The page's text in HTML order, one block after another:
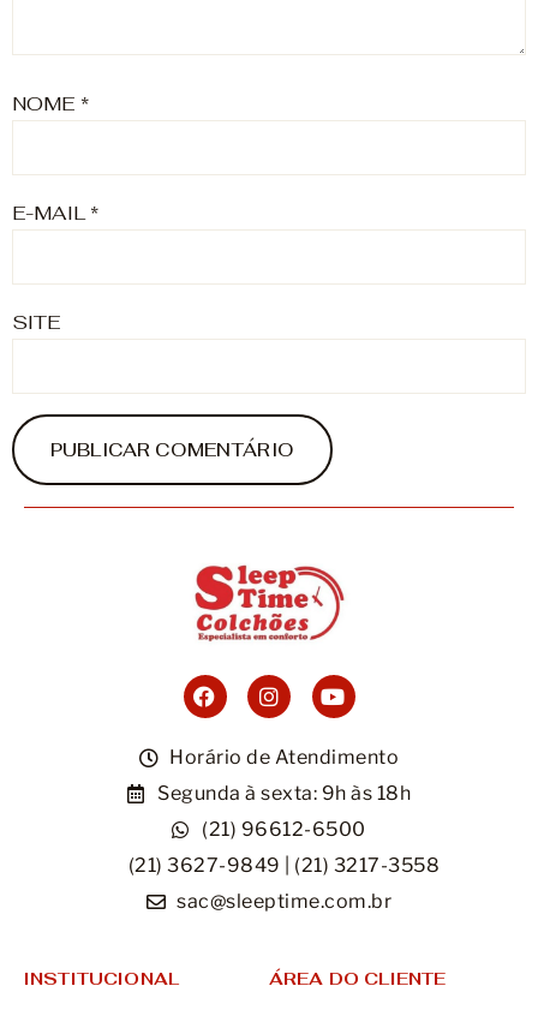
NOME *
E-MAIL*
SITE
Horário de Atendimento
Segunda à sexta: 9h às 18h
(21) 96612-6500
(21) 3627-9849 | (21) 3217-3558
sac@sleeptime.com.br
INSTITUCIONAL ÁREA DO CLIENTE